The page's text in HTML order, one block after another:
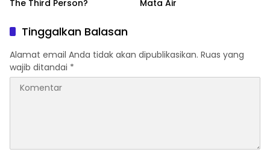
The Third Person? Mata Air
Tinggalkan Balasan
Alamat email Anda tidak akan dipublikasikan. Ruas yang
wajib ditandai *